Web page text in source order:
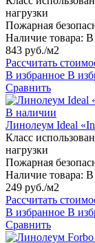
нагрузки
Пожарная
Наличие товара: В
843 руб./м2
Рассчитать
В избранное В
Сравнить
В наличии
Линолеум Ideal
Класс
нагрузки
Пожарная
Наличие товара: В
249 руб./м2
Рассчитать
В избранное В
Сравнить